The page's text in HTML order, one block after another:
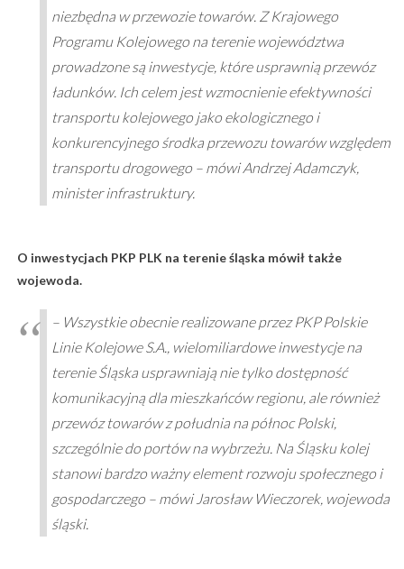
niezbędna w przewozie towarów. Z Krajowego
Programu Kolejowego na terenie województwa
prowadzone są inwestycje, które usprawnią przewóz
ładunków. Ich celem jest wzmocnienie efektywności
transportu kolejowego jako ekologicznego i
konkurencyjnego środka przewozu towarów względem
transportu drogowego – mówi Andrzej Adamczyk,
minister infrastruktury.
O inwestycjach PKP PLK na terenie śląska mówił także
wojewoda.
– Wszystkie obecnie realizowane przez PKP Polskie
Linie Kolejowe S.A., wielomiliardowe inwestycje na
terenie Śląska usprawniają nie tylko dostępność
komunikacyjną dla mieszkańców regionu, ale również
przewóz towarów z południa na północ Polski,
szczególnie do portów na wybrzeżu. Na Śląsku kolej
stanowi bardzo ważny element rozwoju społecznego i
gospodarczego – mówi Jarosław Wieczorek, wojewoda
śląski.